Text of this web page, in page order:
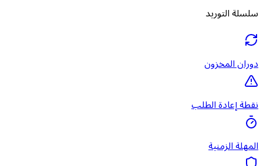
سلسلة التوريد
دوران المخزون
نقطة إعادة الطلب
المهلة الزمنية